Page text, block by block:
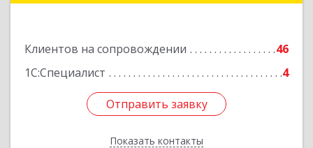
Клиентов на сопровождении
46
1С:Специалист
4
Отправить заявку
Показать контакты
Отправить заявку
Назад